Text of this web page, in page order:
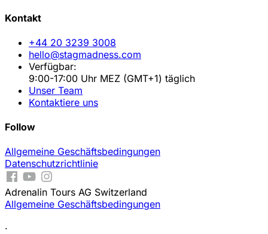
Kontakt
+44 20 3239 3008
hello@stagmadness.com
Verfügbar:
9:00-17:00 Uhr MEZ (GMT+1) täglich
Unser Team
Kontaktiere uns
Follow
Allgemeine Geschäftsbedingungen
Datenschutzrichtlinie
Adrenalin Tours AG Switzerland
Allgemeine Geschäftsbedingungen
.